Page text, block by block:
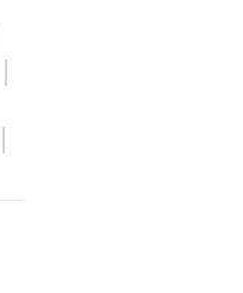
|
|